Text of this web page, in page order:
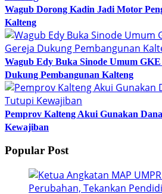
Wagub Dorong Kadin Jadi Motor
Kalteng
Wagub Edy Buka Sinode Umum
Dukung Pembangunan Kalteng
Pemprov Kalteng Akui Gunakan
Kewajiban
Popular Post